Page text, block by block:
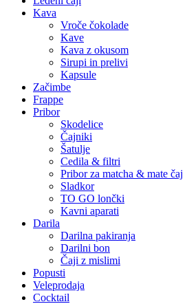
Kava
Vroče čokolade
Kave
Kava z okusom
Sirupi in prelivi
Kapsule
Začimbe
Frappe
Pribor
Skodelice
Čajniki
Šatulje
Cedila & filtri
Pribor za matcha & mate čaj
Sladkor
TO GO lončki
Kavni aparati
Darila
Darilna pakiranja
Darilni bon
Čaji z mislimi
Popusti
Veleprodaja
Cocktail